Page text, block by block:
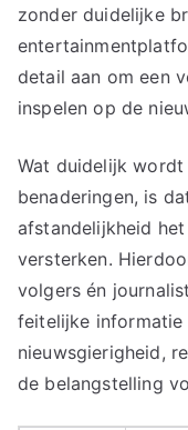
zonder duidelijke
detail aan om een
inspelen op de
Wat duidelijk
benaderingen, is
afstandelijkheid
versterken.
volgers én
feitelijke
nieuwsgierigheid,
de belangstelling